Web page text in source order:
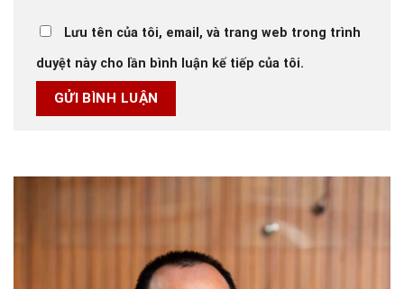
Lưu tên của tôi, email, và trang web trong trình
duyệt này cho lần bình luận kế tiếp của tôi.